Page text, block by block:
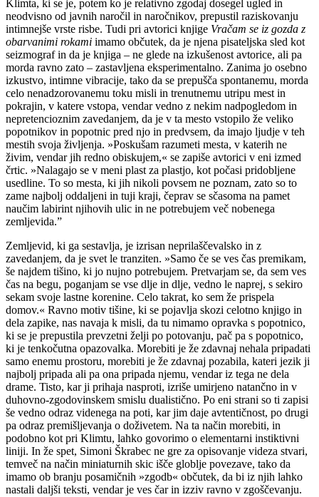
Klimta, ki se je, potem ko je relativno zgodaj dosegel ugled in
neodvisno od javnih naročil in naročnikov, prepustil raziskovanju
intimnejše vrste risbe. Tudi pri avtorici knjige Vračam se iz gozda z
obarvanimi rokami imamo občutek, da je njena pisateljska sled kot
seizmograf in da je knjiga – ne glede na izkušenost avtorice, ali pa
morda ravno zato – zastavljena eksperimentalno. Zanima jo osebno
izkustvo, intimne vibracije, tako da se prepušča spontanemu, morda
celo nenadzorovanemu toku misli in trenutnemu utripu mest in
pokrajin, v katere vstopa, vendar vedno z nekim nadpogledom in
nepretencioznim zavedanjem, da je v ta mesto vstopilo že veliko
popotnikov in popotnic pred njo in predvsem, da imajo ljudje v teh
mestih svoja življenja. »Poskušam razumeti mesta, v katerih ne
živim, vendar jih redno obiskujem,« se zapiše avtorici v eni izmed
črtic. »Nalagajo se v meni plast za plastjo, kot počasi pridobljene
usedline. To so mesta, ki jih nikoli povsem ne poznam, zato so to
zame najbolj oddaljeni in tuji kraji, čeprav se sčasoma na pamet
naučim labirint njihovih ulic in ne potrebujem več nobenega
zemljevida.”
Zemljevid, ki ga sestavlja, je izrisan neprilaščevalsko in z
zavedanjem, da je svet le tranziten. »Samo če se ves čas premikam,
še najdem tišino, ki jo nujno potrebujem. Pretvarjam se, da sem ves
čas na begu, poganjam se vse dlje in dlje, vedno le naprej, s sekiro
sekam svoje lastne korenine. Celo takrat, ko sem že prispela
domov.« Ravno motiv tišine, ki se pojavlja skozi celotno knjigo in
dela zapike, nas navaja k misli, da tu nimamo opravka s popotnico,
ki se je prepustila prevzetni želji po potovanju, pač pa s popotnico,
ki je tenkočutna opazovalka. Morebiti je že zdavnaj nehala pripadati
samo enemu prostoru, morebiti je že zdavnaj pozabila, kateri jezik ji
najbolj pripada ali pa ona pripada njemu, vendar iz tega ne dela
drame. Tisto, kar ji prihaja nasproti, izriše umirjeno natančno in v
duhovno-zgodovinskem smislu dualistično. Po eni strani so ti zapisi
še vedno odraz videnega na poti, kar jim daje avtentičnost, po drugi
pa odraz premišljevanja o doživetem. Na ta način morebiti, in
podobno kot pri Klimtu, lahko govorimo o elementarni instiktivni
liniji. In že spet, Simoni Škrabec ne gre za opisovanje videza stvari,
temveč na način miniaturnih skic išče globlje povezave, tako da
imamo ob branju posamičnih »zgodb« občutek, da bi iz njih lahko
nastali daljši teksti, vendar je ves čar in izziv ravno v zgoščevanju.